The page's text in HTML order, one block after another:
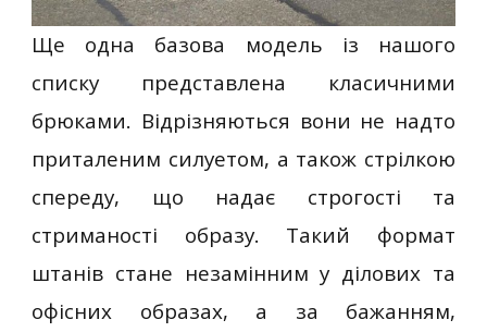
Ще одна базова модель із нашого
списку представлена ​​класичними
брюками. Відрізняються вони не надто
приталеним силуетом, а також стрілкою
спереду, що надає строгості та
стриманості образу. Такий формат
штанів стане незамінним у ділових та
офісних образах, а за бажанням,